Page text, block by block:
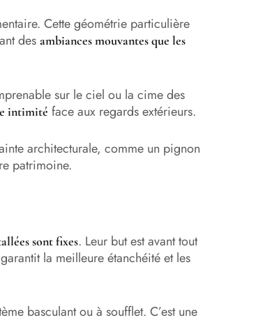
Cette géométrie particulière
des ambiances mouvantes que les
sur le ciel ou la cime des
intimité face aux regards extérieurs.
architecturale, comme un pignon
patrimoine.
sont fixes. Leur but est avant tout
la meilleure étanchéité et les
basculant ou à soufflet. C’est une